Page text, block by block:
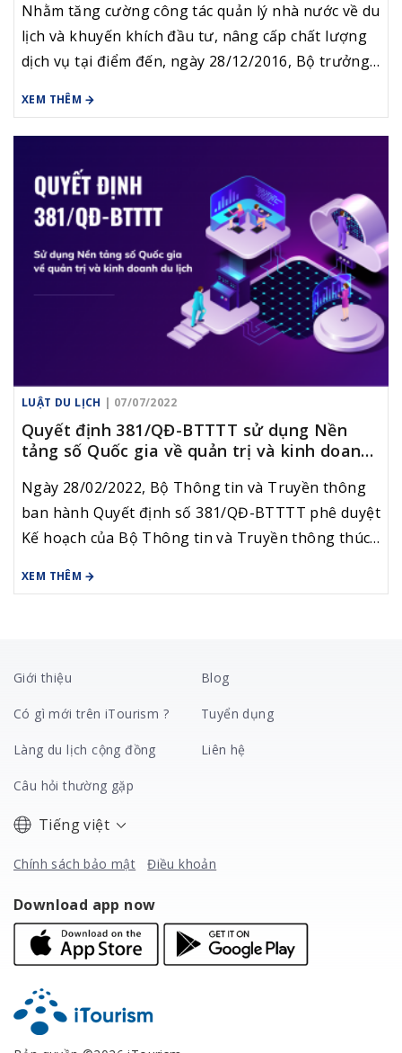
Nhằm tăng cường công tác quản lý nhà nước về du
lịch và khuyến khích đầu tư, nâng cấp chất lượng
dịch vụ tại điểm đến, ngày 28/12/2016, Bộ trưởng
BVHTTDL ban hành Bộ tiêu chí đánh giá điểm đến
du lịch.
XEM THÊM
LUẬT DU LỊCH | 07/07/2022
Quyết định 381/QĐ-BTTTT sử dụng Nền
tảng số Quốc gia về quản trị và kinh doanh
Ngày 28/02/2022, Bộ Thông tin và Truyền thông
ban hành Quyết định số 381/QĐ-BTTTT phê duyệt
Kế hoạch của Bộ Thông tin và Truyền thông thúc
về quản trị và kinh doanh du lịch.
XEM THÊM
Giới thiệu Blog
Có gì mới trên iTourism ? Tuyển dụng
Làng du lịch cộng đồng Liên hệ
Câu hỏi thường gặp
Tiếng việt
Chính sách bảo mật Điều khoản
Download app now